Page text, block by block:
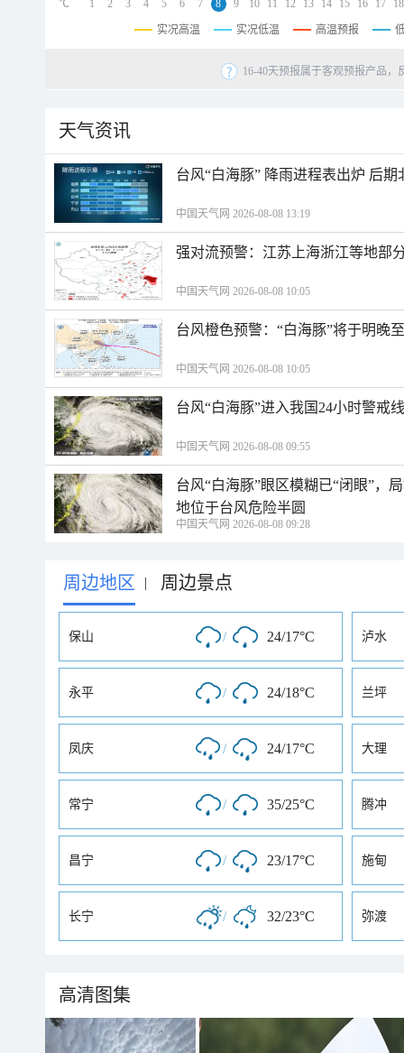
1 2 3 4 5 6 7 8 9 10 11 12 13 14 15 16 17 18
℃
实况高温 实况低温 高温预报
16-40天预报属于客观预报产品
天气资讯
台风“白海豚” 降雨进程表出炉 后
中国天气网 2026-08-08 13:19
强对流预警：江苏上海浙江等地部
中国天气网 2026-08-08 10:05
台风橙色预警：“白海豚”将于明晚
中国天气网 2026-08-08 10:05
台风“白海豚”进入我国24小时警戒
中国天气网 2026-08-08 09:55
台风“白海豚”眼区模糊已“闭眼”，
地位于台风危险半圆
中国天气网 2026-08-08 09:28
周边地区 | 周边景点
保山 / 24/17°C 泸水
永平 / 24/18°C 兰坪
凤庆 / 24/17°C 大理
常宁 / 35/25°C 腾冲
昌宁 / 23/17°C 施甸
长宁 / 32/23°C 弥渡
高清图集